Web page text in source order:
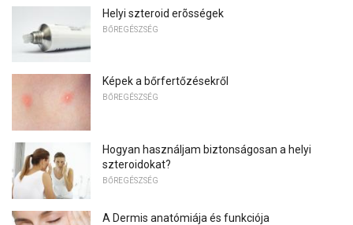
Helyi szteroid erõsségek
BŐREGÉSZSÉG
Képek a bőrfertőzésekről
BŐREGÉSZSÉG
Hogyan használjam biztonságosan a helyi
szteroidokat?
BŐREGÉSZSÉG
A Dermis anatómiája és funkciója